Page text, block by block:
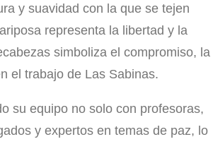
y suavidad con la que se tejen
representa la libertad y la
simboliza el compromiso, la
el trabajo de Las Sabinas.
su equipo no solo con profesoras,
y expertos en temas de paz, lo